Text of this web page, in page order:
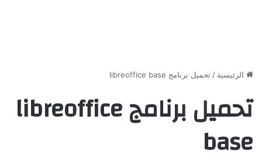
الرئيسية / تحميل برنامج libreoffice base
تحميل برنامج libreoffice
base